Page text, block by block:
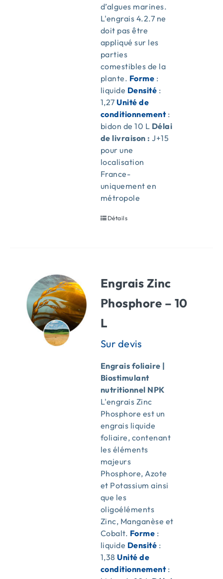
d’algues marines.
L'engrais 4.2.7 ne
doit pas être
appliqué sur les
parties
comestibles de la
plante. Forme :
liquide Densité :
1,27Unité de
conditionnement:
bidon de 10 L Délai
de livraison : J+15
pour une
localisation
France-
uniquement en
métropole
Détails
Engrais Zinc
Phosphore – 10
L
Engrais foliaire |
Biostimulant
nutritionnel NPK
L'engrais Zinc
Phosphore est un
engrais liquide
foliaire, contenant
les éléments
majeurs
Phosphore, Azote
et Potassium ainsi
que les
oligoéléments
Zinc, Manganèse et
Cobalt. Forme :
liquide Densité :
1,38Unité de
conditionnement: